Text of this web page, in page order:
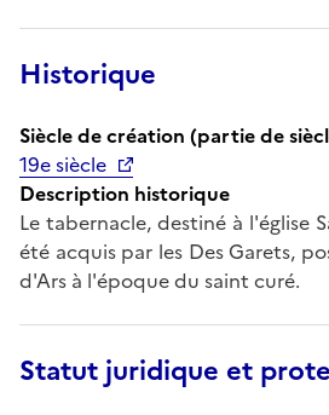
Historique
Siècle de création (partie de
19e siècle
Description historique
Le tabernacle, destiné à l'église
été acquis par les Des Garets,
d'Ars à l'époque du saint curé.
Statut juridique et